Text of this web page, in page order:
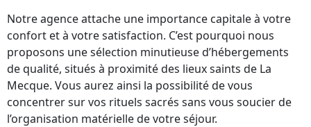
Notre agence attache une importance capitale à votre
confort et à votre satisfaction. C’est pourquoi nous
proposons une sélection minutieuse d’hébergements
de qualité, situés à proximité des lieux saints de La
Mecque. Vous aurez ainsi la possibilité de vous
concentrer sur vos rituels sacrés sans vous soucier de
l’organisation matérielle de votre séjour.